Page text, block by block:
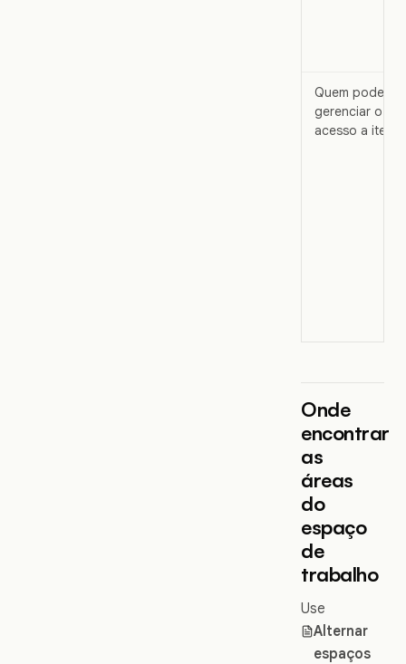
Quem pode
gerenciar o
acesso a itens
Onde
encontrar
as
áreas
do
espaço
de
trabalho
Use
Alternar
espaços